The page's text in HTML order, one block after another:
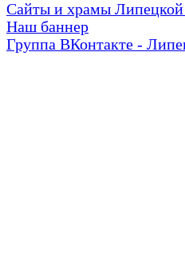
Сайты и храмы Липецкой
Наш баннер
Группа ВКонтакте -